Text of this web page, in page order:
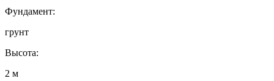
Фундамент:
грунт
Высота:
2 м